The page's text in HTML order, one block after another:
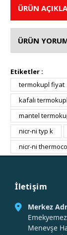
ÜRÜN
ÜRÜN
Etiketler :
termokupl fiyat
kafalı termokupl
mantel
nicr-ni typ k
nicr-ni
İletişim
Merkez
Menevşe